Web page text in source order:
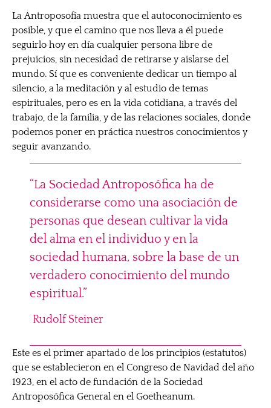
La Antroposofía muestra que el autoconocimiento es
posible, y que el camino que nos lleva a él puede
seguirlo hoy en día cualquier persona libre de
prejuicios, sin necesidad de retirarse y aislarse del
mundo. Sí que es conveniente dedicar un tiempo al
silencio, a la meditación y al estudio de temas
espirituales, pero es en la vida cotidiana, a través del
trabajo, de la familia, y de las relaciones sociales, donde
podemos poner en práctica nuestros conocimientos y
seguir avanzando.
“La Sociedad Antroposófica ha de
considerarse como una asociación de
personas que desean cultivar la vida
del alma en el individuo y en la
sociedad humana, sobre la base de un
verdadero conocimiento del mundo
espiritual.”
Rudolf Steiner
Este es el primer apartado de los principios (estatutos)
que se establecieron en el Congreso de Navidad del año
1923, en el acto de fundación de la Sociedad
Antroposófica General en el Goetheanum.